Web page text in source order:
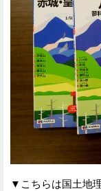
▼こちらは国土地